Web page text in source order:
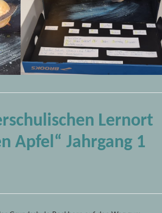
Lernort
Apfel“ Jahrgang 1